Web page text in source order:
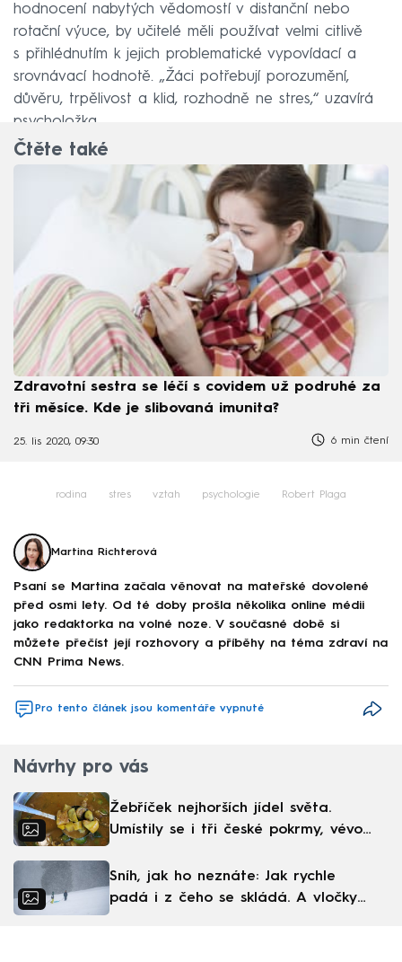
hodnocení nabytých vědomostí v distanční nebo
rotační výuce, by učitelé měli používat velmi citlivě
s přihlédnutím k jejich problematické vypovídací a
srovnávací hodnotě. „Žáci potřebují porozumění,
důvěru, trpělivost a klid, rozhodně ne stres,“ uzavírá
psycholožka.
Čtěte také
Zdravotní sestra se léčí s covidem už podruhé za
tři měsíce. Kde je slibovaná imunita?
25. lis 2020, 09:30 6 min čtení
rodina stres vztah psychologie Robert Plaga
Martina Richterová
Psaní se Martina začala věnovat na mateřské dovolené
před osmi lety. Od té doby prošla několika online médii
jako redaktorka na volné noze. V současné době si
můžete přečíst její rozhovory a příběhy na téma zdraví na
CNN Prima News.
Pro tento článek jsou komentáře vypnuté
Návrhy pro vás
Žebříček nejhorších jídel světa.
Umístily se i tři české pokrmy, vévodí
Sníh, jak ho neznáte: Jak rychle
padá i z čeho se skládá. A vločky